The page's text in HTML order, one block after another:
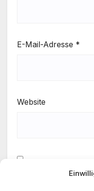
E-Mail-Adresse *
Website
Meinen Namen,